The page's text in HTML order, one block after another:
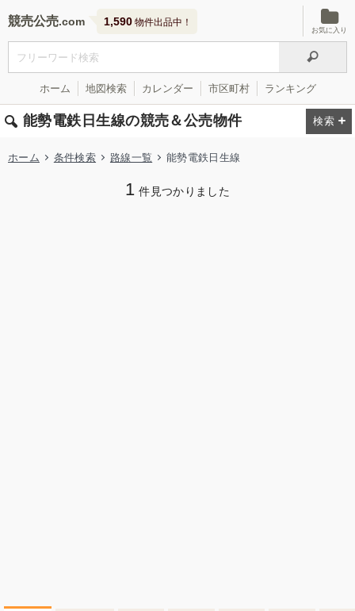
競売公売 1,590 物件出品中！
お気に入り
ホーム 地図検索 カレンダー 市区町村 ランキング
能勢電鉄日生線の競売＆公売物件
ホーム 条件検索 路線一覧 能勢電鉄日生線
1 件見つかりました